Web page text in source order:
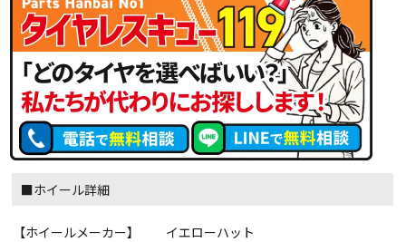
■ホイール詳細
【ホイールメーカー】
イエローハット